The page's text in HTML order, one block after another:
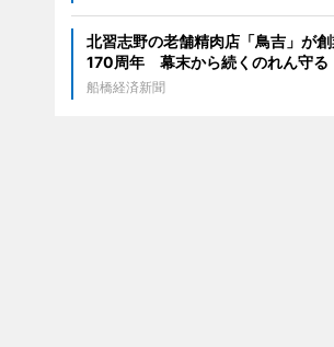
北習志野の老舗精肉店「鳥吉」が
170周年 幕末から続くのれん守る
船橋経済新聞